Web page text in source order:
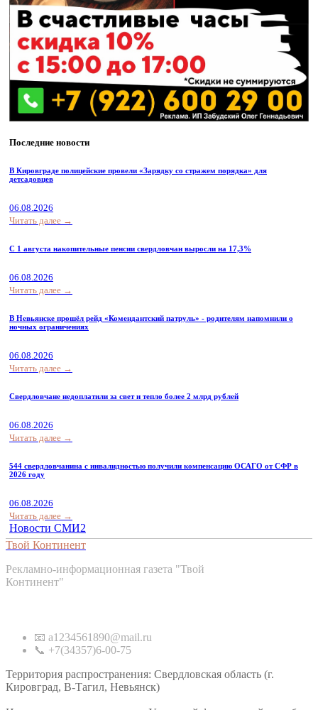
Последние новости
В Кировграде полицейские провели «Зарядку со стражем порядка» для
детсадовцев
06.08.2026
Читать далее →
С 1 августа накопительные пенсии свердловчан выросли на 17,3%
06.08.2026
Читать далее →
В Невьянске прошёл рейд «Комендантский патруль» - родителям напомнили о
ночных ограничениях
06.08.2026
Читать далее →
Свердловчане недоплатили за свет и тепло более 2 млрд рублей
06.08.2026
Читать далее →
544 свердловчанина с инвалидностью получили компенсацию ОСАГО от СФР в
2026 году
06.08.2026
Читать далее →
Новости СМИ2
Твой Континент
Рекламно-информационная газета "Твой
Континент"
📧 a1234561890@mail.ru
📞 +7(34357)6-00-75
Территория распространения: Свердловская область (г.
Кировград, В-Тагил, Невьянск)